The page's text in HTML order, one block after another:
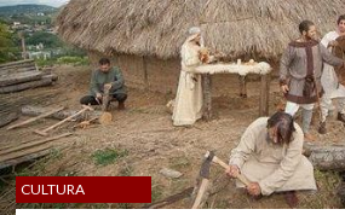
CULTURA